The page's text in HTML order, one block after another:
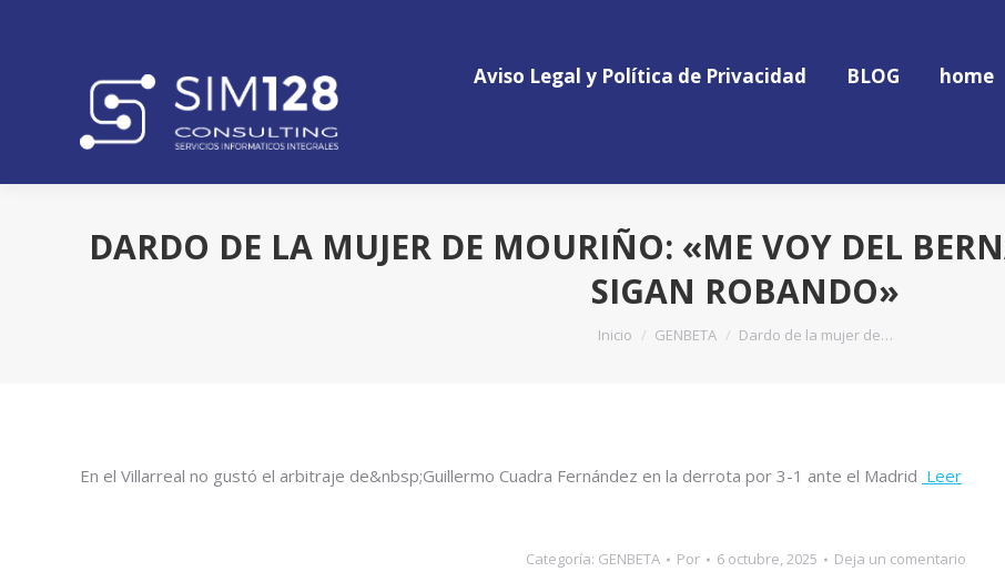
Aviso Legal y Política de Privacidad BLOG home
DARDO DE LA MUJER DE MOURIÑO: «ME VOY DEL
SIGAN ROBANDO»
Estás aquí:
Inicio GENBETA Dardo de la mujer de…
En el Villarreal no gustó el arbitraje de&nbsp;Guillermo Cuadra Fernández en la derrota por 3-1 ante el Madrid Leer
Categoría: GENBETA Por 6 octubre, 2025 Deja un comentario